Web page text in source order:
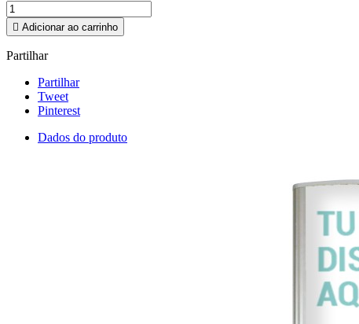
 Adicionar ao carrinho
Partilhar
Partilhar
Tweet
Pinterest
Dados do produto